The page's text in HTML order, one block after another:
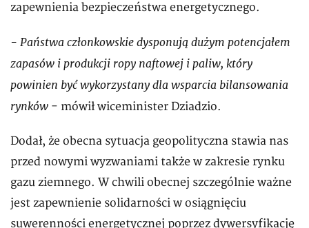
zapewnienia bezpieczeństwa energetycznego.
- Państwa członkowskie dysponują dużym potencjałem
zapasów i produkcji ropy naftowej i paliw, który
powinien być wykorzystany dla wsparcia bilansowania
rynków - mówił wiceminister Dziadzio.
Dodał, że obecna sytuacja geopolityczna stawia nas
przed nowymi wyzwaniami także w zakresie rynku
gazu ziemnego. W chwili obecnej szczególnie ważne
jest zapewnienie solidarności w osiągnięciu
suwerenności energetycznej poprzez dywersyfikację